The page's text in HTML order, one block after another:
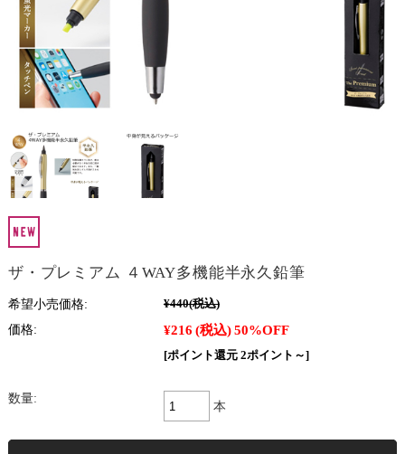
ザ・プレミアム ４WAY多機能半永久鉛筆
希望小売価格: ¥440(税込)
価格: ¥216 (税込)50%OFF
[ポイント還元 2ポイント～]
数量:
本